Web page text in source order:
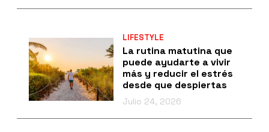
LIFESTYLE
La rutina matutina que
puede ayudarte a vivir
más y reducir el estrés
desde que despiertas
Julio 24, 2026